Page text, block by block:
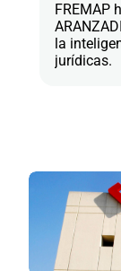
FREMAP
la
jurídicas.